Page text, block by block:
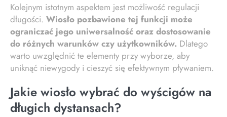
Kolejnym istotnym aspektem jest możliwość regulacji
długości. Wiosło pozbawione tej funkcji może
ograniczać jego uniwersalność oraz dostosowanie
do różnych warunków czy użytkowników. Dlatego
warto uwzględnić te elementy przy wyborze, aby
uniknąć niewygody i cieszyć się efektywnym pływaniem.
Jakie wiosło wybrać do wyścigów na
długich dystansach?